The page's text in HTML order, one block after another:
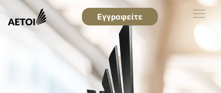
Εγγραφείτε